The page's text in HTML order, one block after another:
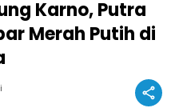
Karno, Putra
Merah Putih di